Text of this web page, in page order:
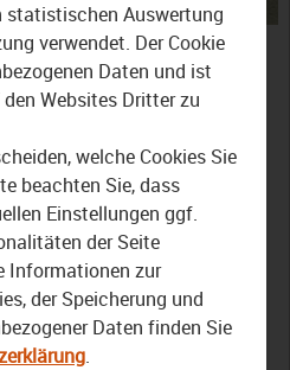
Magazin:
widmet
des
statistischen Auswertung
verwendet. Der Cookie
Daten und ist
Websites Dritter zu
welche Cookies Sie
beachten Sie, dass
Einstellungen ggf.
der Seite
Informationen zur
der Speicherung und
Daten finden Sie
.